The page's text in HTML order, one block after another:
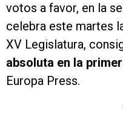
votos a favor, en la
celebra este martes
XV Legislatura,
absoluta en la
Europa Press.